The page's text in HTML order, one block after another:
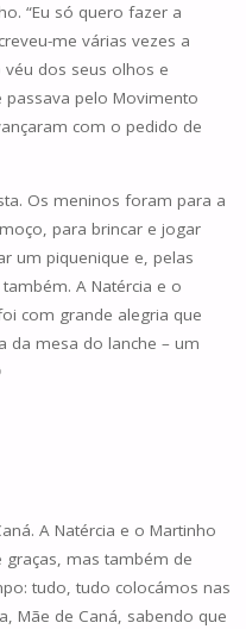
“Eu só quero fazer a
me várias vezes a
véu dos seus olhos e
pelo Movimento
com o pedido de
Os meninos foram para a
para brincar e jogar
um piquenique e, pelas
A Natércia e o
com grande alegria que
da mesa do lanche – um
A Natércia e o Martinho
mas também de
tudo, tudo colocámos nas
Mãe de Caná, sabendo que